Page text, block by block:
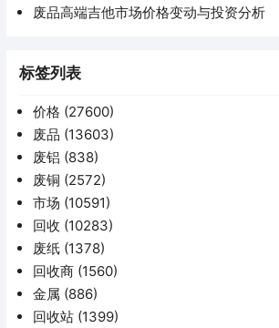
废品高端吉他市场价格变动与投资分析
标签列表
价格 (27600)
废品 (13603)
废铝 (838)
废铜 (2572)
市场 (10591)
回收 (10283)
废纸 (1378)
回收商 (1560)
金属 (886)
回收站 (1399)